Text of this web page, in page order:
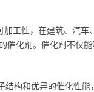
工性，在建筑、汽车
催化剂。催化剂不仅能
结构和优异的催化性能